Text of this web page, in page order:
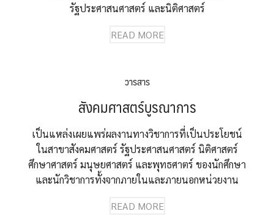
รัฐประศาสนศาสตร์ และนิติศาสตร์
READ MORE
วารสาร
สังคมศาสตร์บูรณาการ
เป็นแหล่งเผยแพร่ผลงานทางวิชาการที่เป็นประโยชน์
ในสาขาสังคมศาสตร์ รัฐประศาสนศาสตร์ นิติศาสตร์
ศึกษาศาสตร์ มนุษยศาสตร์ และพุทธศาตร์ ของนักศึกษา
และนักวิชาการทั้งจากภายในและภายนอกหน่วยงาน
READ MORE